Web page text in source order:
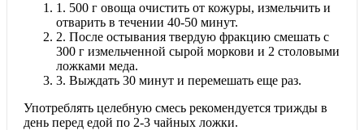
1. 500 г овоща очистить от кожуры, измельчить и
отварить в течении 40-50 минут.
2. После остывания твердую фракцию смешать с
300 г измельченной сырой моркови и 2 столовыми
ложками меда.
3. Выждать 30 минут и перемешать еще раз.
Употреблять целебную смесь рекомендуется трижды в
день перед едой по 2-3 чайных ложки.